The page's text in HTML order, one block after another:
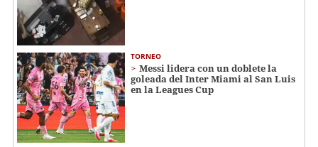
TORNEO
Messi lidera con un doblete la
goleada del Inter Miami al San Luis
en la Leagues Cup